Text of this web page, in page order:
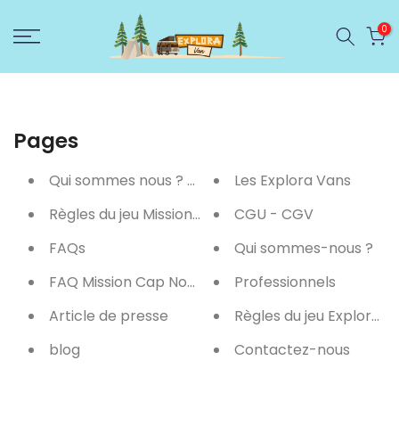
et
0
Pages
Qui sommes nous ? page
Règles du jeu Mission Cap Nord
FAQs
FAQ Mission Cap Nord
Article de presse
blog
Les Explora Vans
CGU - CGV
Qui sommes-nous ?
Professionnels
Règles du jeu Explora
Contactez-nous